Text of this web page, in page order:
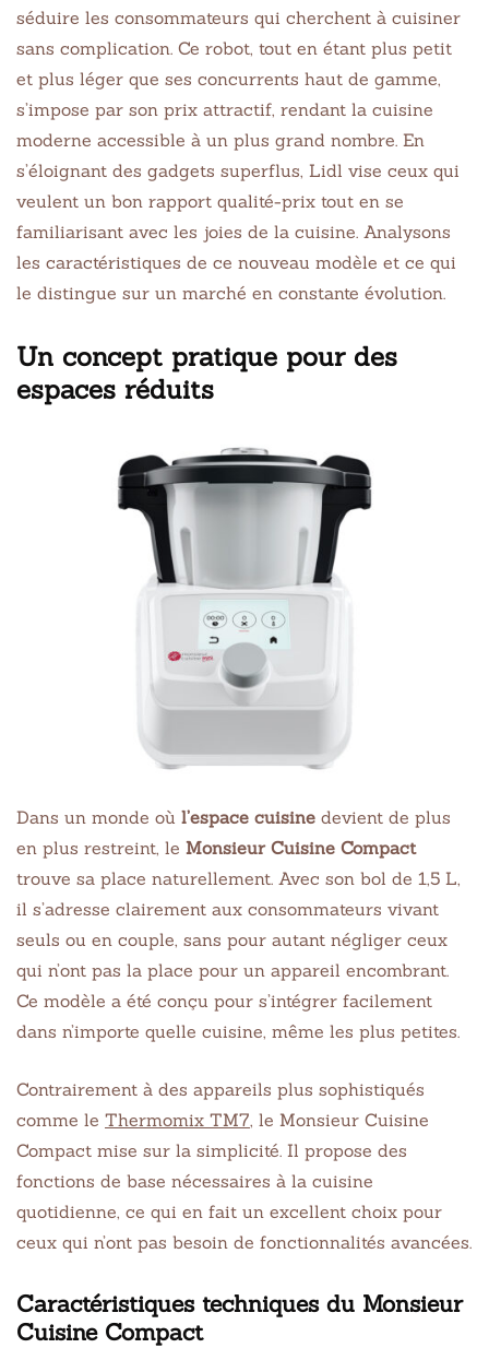
séduire les consommateurs qui cherchent à cuisiner
sans complication. Ce robot, tout en étant plus petit
et plus léger que ses concurrents haut de gamme,
s’impose par son prix attractif, rendant la cuisine
moderne accessible à un plus grand nombre. En
s’éloignant des gadgets superflus, Lidl vise ceux qui
veulent un bon rapport qualité-prix tout en se
familiarisant avec les joies de la cuisine. Analysons
les caractéristiques de ce nouveau modèle et ce qui
le distingue sur un marché en constante évolution.
Un concept pratique pour des
espaces réduits
Dans un monde où l’espace cuisine devient de plus
en plus restreint, le Monsieur Cuisine Compact
trouve sa place naturellement. Avec son bol de 1,5 L,
il s’adresse clairement aux consommateurs vivant
seuls ou en couple, sans pour autant négliger ceux
qui n’ont pas la place pour un appareil encombrant.
Ce modèle a été conçu pour s’intégrer facilement
dans n’importe quelle cuisine, même les plus petites.
Contrairement à des appareils plus sophistiqués
comme le Thermomix TM7, le Monsieur Cuisine
Compact mise sur la simplicité. Il propose des
fonctions de base nécessaires à la cuisine
quotidienne, ce qui en fait un excellent choix pour
ceux qui n’ont pas besoin de fonctionnalités avancées.
Caractéristiques techniques du Monsieur
Cuisine Compact